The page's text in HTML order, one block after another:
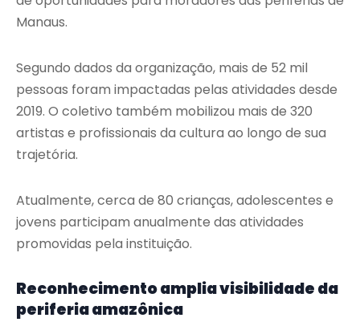
Manaus.
Segundo dados da organização, mais de 52 mil
pessoas foram impactadas pelas atividades desde
2019. O coletivo também mobilizou mais de 320
artistas e profissionais da cultura ao longo de sua
trajetória.
Atualmente, cerca de 80 crianças, adolescentes e
jovens participam anualmente das atividades
promovidas pela instituição.
Reconhecimento amplia visibilidade da
periferia amazônica